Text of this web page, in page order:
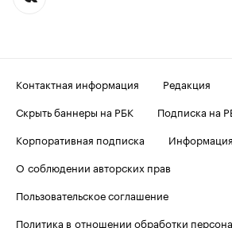
Контактная информация
Редакция
Скрыть баннеры на РБК
Подписка на
Корпоративная подписка
О соблюдении авторских прав
Пользовательское соглашение
Политика в отношении обработки